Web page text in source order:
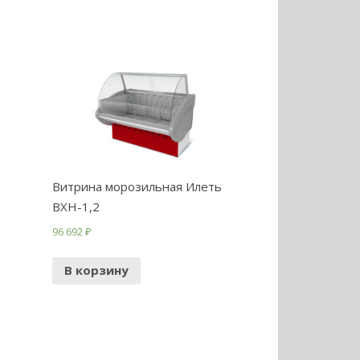
Витрина морозильная Илеть
ВХН-1,2
96 692₽
В корзину